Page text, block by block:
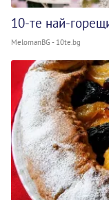
10-те най-
MelomanBG - 10te.bg